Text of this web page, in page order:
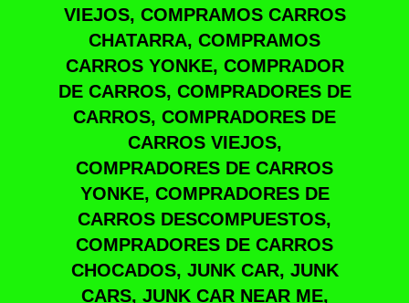
VIEJOS, COMPRAMOS CARROS
CHATARRA, COMPRAMOS
CARROS YONKE, COMPRADOR
DE CARROS, COMPRADORES DE
CARROS, COMPRADORES DE
CARROS VIEJOS,
COMPRADORES DE CARROS
YONKE, COMPRADORES DE
CARROS DESCOMPUESTOS,
COMPRADORES DE CARROS
CHOCADOS, JUNK CAR, JUNK
CARS, JUNK CAR NEAR ME,